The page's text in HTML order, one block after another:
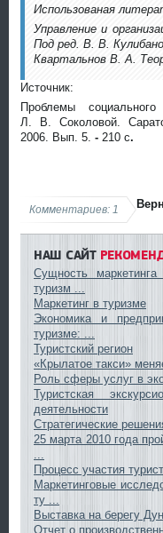
Использованая
Управление и
Под ред. В. В.
Квартальнов В. А.
Источник:
Проблемы социального
Л. В. Соколовой.
2006. Вып. 5. - 210 с.
Комментариев: 1
НАШ САЙТ
Сущность
туризм ...
Маркетинг в туризме
Экономика и
туризме: ...
Туристский регион
«Крылатое такси»
Роль сферы услуг в
Туристская
деятельности
Стратегические
25 марта 2010 года
Процесс участия
Маркетинговые
ту ...
Выставка на берегу
Отчет о